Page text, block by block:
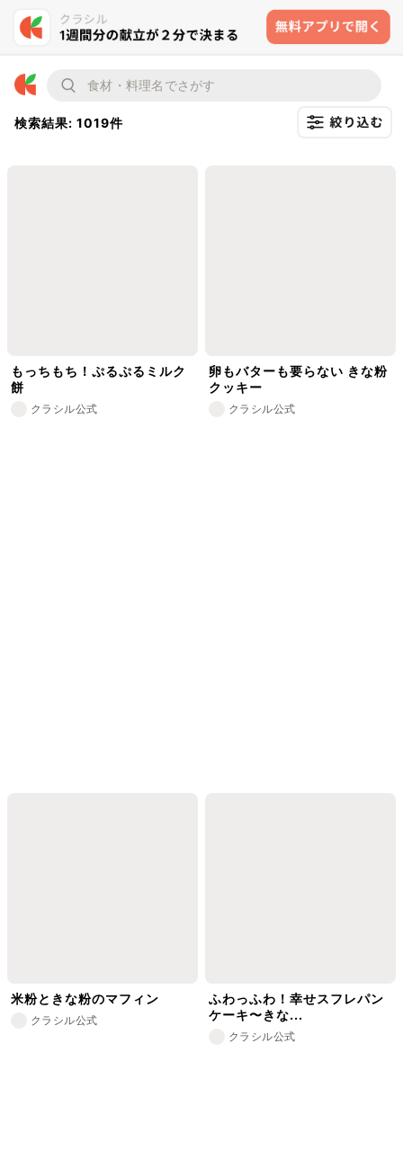
検索結果: 1019件
もっちもち！ぷるぷるミルク
餅
クラシル公式
卵もバターも要らない きな粉
クッキー
クラシル公式
米粉ときな粉のマフィン
クラシル公式
ふわっふわ！幸せスフレパン
ケーキ〜きな...
クラシル公式